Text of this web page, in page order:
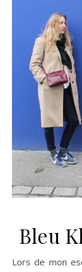
Bleu
Lors de mon escapade Nantaise la semaine dernière, j’ai